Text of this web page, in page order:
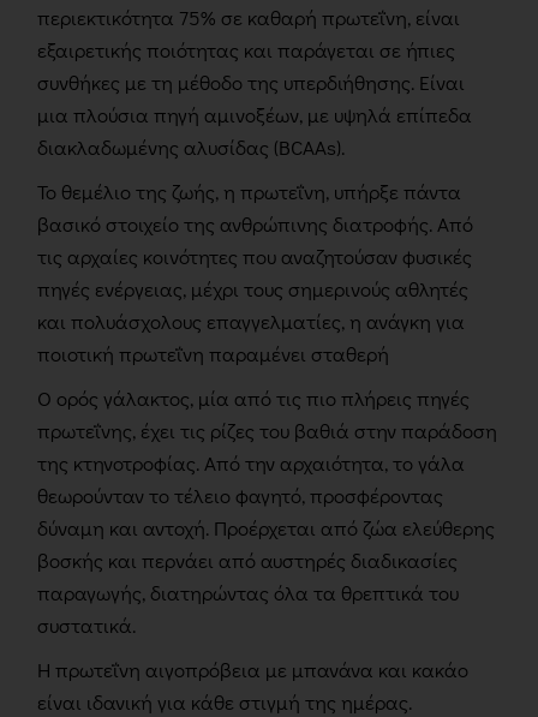
περιεκτικότητα 75% σε καθαρή πρωτεΐνη, είναι
εξαιρετικής ποιότητας και παράγεται σε ήπιες
συνθήκες με τη μέθοδο της υπερδιήθησης. Είναι
μια πλούσια πηγή αμινοξέων, με υψηλά επίπεδα
διακλαδωμένης αλυσίδας (BCAAs).
Το θεμέλιο της ζωής, η πρωτεΐνη, υπήρξε πάντα
βασικό στοιχείο της ανθρώπινης διατροφής. Από
τις αρχαίες κοινότητες που αναζητούσαν φυσικές
πηγές ενέργειας, μέχρι τους σημερινούς αθλητές
και πολυάσχολους επαγγελματίες, η ανάγκη για
ποιοτική πρωτεΐνη παραμένει σταθερή
Ο ορός γάλακτος, μία από τις πιο πλήρεις πηγές
πρωτεΐνης, έχει τις ρίζες του βαθιά στην παράδοση
της κτηνοτροφίας. Από την αρχαιότητα, το γάλα
θεωρούνταν το τέλειο φαγητό, προσφέροντας
δύναμη και αντοχή. Προέρχεται από ζώα ελεύθερης
βοσκής και περνάει από αυστηρές διαδικασίες
παραγωγής, διατηρώντας όλα τα θρεπτικά του
συστατικά.
Η πρωτεΐνη αιγοπρόβεια με μπανάνα και κακάο
είναι ιδανική για κάθε στιγμή της ημέρας.